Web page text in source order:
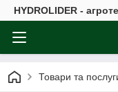
HYDROLIDER -
Товари та